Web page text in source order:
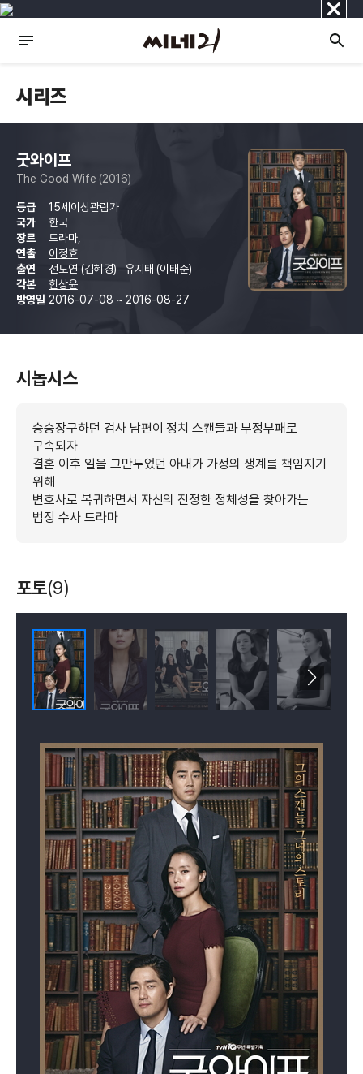
닫
기
시리즈
굿와이프
The Good Wife (2016)
등급
15세이상관람가
국가
한국
장르
드라마,
연출
이정효
출연
전도연 (김혜경) 유지태 (이태준)
각본
한상윤
방영일 2016-07-08 ~ 2016-08-27
시놉시스
승승장구하던 검사 남편이 정치 스캔들과 부정부패로
구속되자
결혼 이후 일을 그만두었던 아내가 가정의 생계를 책임지기
위해
변호사로 복귀하면서 자신의 진정한 정체성을 찾아가는
법정 수사 드라마
포토(9)